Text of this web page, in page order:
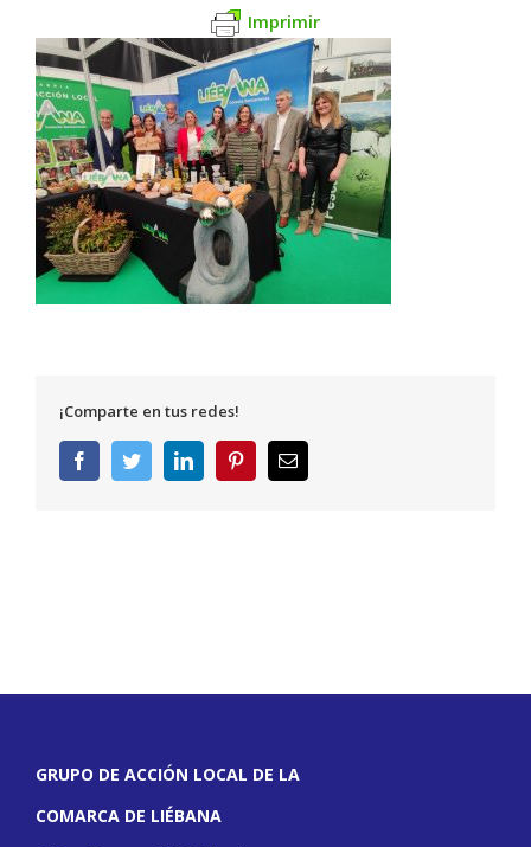
Imprimir
¡Comparte en tus redes!
FacebookTwitterLinkedInPinterestCorreo
electrónico
GRUPO DE ACCIÓN LOCAL DE LA
COMARCA DE LIÉBANA